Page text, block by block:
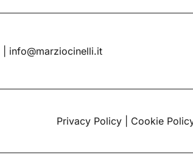
info@marziocinelli.it
Privacy Policy Cookie